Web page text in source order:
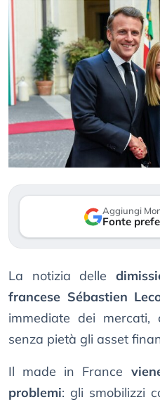
Aggiungi
Fonte
La notizia delle
francese Sébastien
immediate dei
senza pietà gli asset
Il made in France
problemi: gli smobilizzi